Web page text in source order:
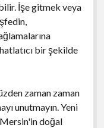
İşe gitmek veya
bir şekilde
zaman zaman
unutmayın. Yeni
doğal